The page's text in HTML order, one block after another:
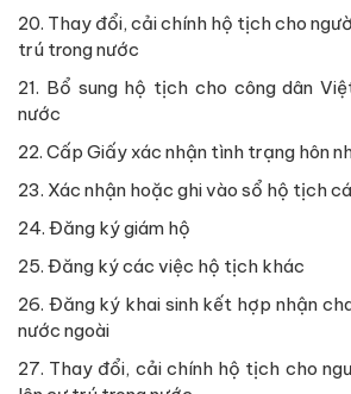
20. Thay đổi, cải chính hộ tịch cho
trú trong nước
21. Bổ sung hộ tịch cho công dân
nước
22. Cấp Giấy xác nhận tình trạng hôn
23. Xác nhận hoặc ghi vào sổ hộ tịch
24. Đăng ký giám hộ
25. Đăng ký các việc hộ tịch khác
26. Đăng ký khai sinh kết hợp nhận
nước ngoài
27. Thay đổi, cải chính hộ tịch cho